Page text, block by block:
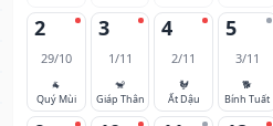
2
29/10
🐐
Quý Mùi
3
1/11
🐒
Giáp Thân
4
2/11
🐓
Ất Dậu
5
3/11
🐕
Bính Tuất